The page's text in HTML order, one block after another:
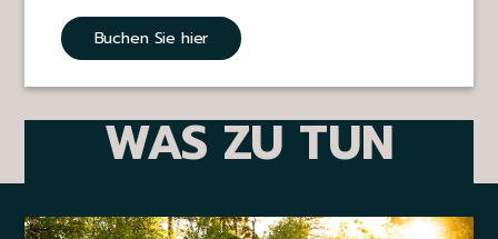
Buchen Sie hier
WAS ZU TUN